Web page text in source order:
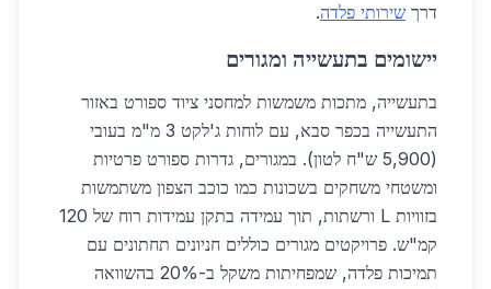
דרך שירותי פלדה.
יישומים בתעשייה ומגורים
בתעשייה, מתכות משמשות למחסני ציוד ספורט באזור
התעשייה בכפר סבא, עם לוחות ג'לקט 3 מ"מ בעובי
(5,900 ש"ח לטון). במגורים, גדרות ספורט פרטיות
ומשטחי משחקים בשכונות כמו כוכב הצפון משתמשות
בזוויות L ורשתות, תוך עמידה בתקן עמידות רוח של 120
קמ"ש. פרויקטים מגורים כוללים חניונים תחתונים עם
תמיכות פלדה, שמפחיתות משקל ב-20% בהשוואה